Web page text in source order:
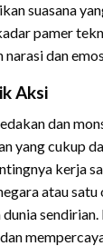
suasana
pamer
narasi dan
Aksi
dan
yang cukup
kerja
atau satu